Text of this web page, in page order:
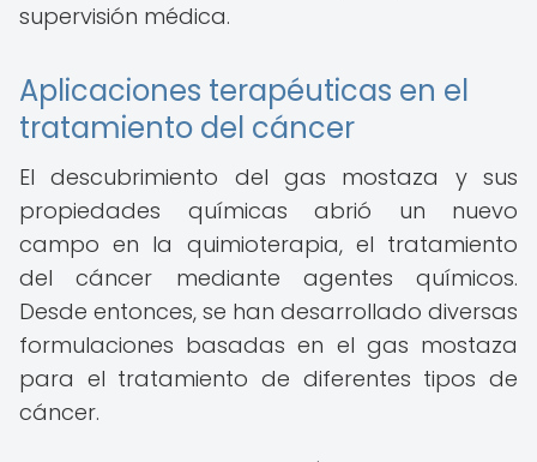
supervisión médica.
Aplicaciones terapéuticas en el
tratamiento del cáncer
El descubrimiento del gas mostaza y sus
propiedades químicas abrió un nuevo
campo en la quimioterapia, el tratamiento
del cáncer mediante agentes químicos.
Desde entonces, se han desarrollado diversas
formulaciones basadas en el gas mostaza
para el tratamiento de diferentes tipos de
cáncer.